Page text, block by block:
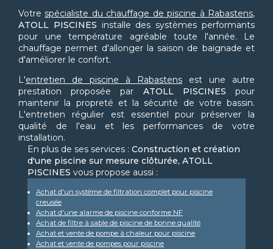
Votre spécialiste du chauffage de piscine à Rabastens,
ATOLL PISCINES installe des systèmes performants
pour une température agréable toute l'année. Le
chauffage permet d'allonger la saison de baignade et
d'améliorer le confort.
L'entretien de piscine à Rabastens est une autre
prestation proposée par ATOLL PISCINES pour
maintenir la propreté et la sécurité de votre bassin.
L'entretien régulier est essentiel pour préserver la
qualité de l'eau et les performances de votre
installation.
En plus de ses services : Construction et création
d'une piscine sur mesure clôturée, ATOLL
PISCINES vous propose aussi :
Achat d'un système de filtration complet pour piscine
creusée
Achat d'une alarme de piscine conforme NF
Achat de filtre à sable de piscine de bonne qualité
Achat et vente de pompe à chaleur pour piscine
Achat et vente de pompes pour piscine